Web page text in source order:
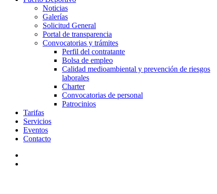
Noticias
Galerías
Solicitud General
Portal de transparencia
Convocatorias y trámites
Perfil del contratante
Bolsa de empleo
Calidad medioambiental y prevención de riesgos
laborales
Charter
Convocatorias de personal
Patrocinios
Tarifas
Servicios
Eventos
Contacto